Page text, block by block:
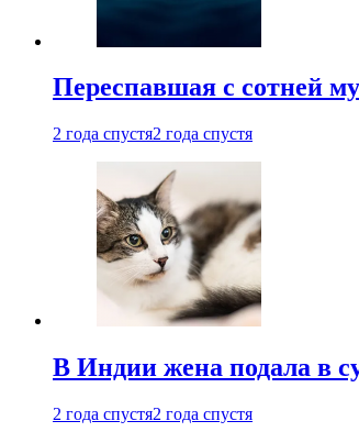
Переспавшая с сотней
2 года спустя2 года спустя
В Индии жена подала в
2 года спустя2 года спустя